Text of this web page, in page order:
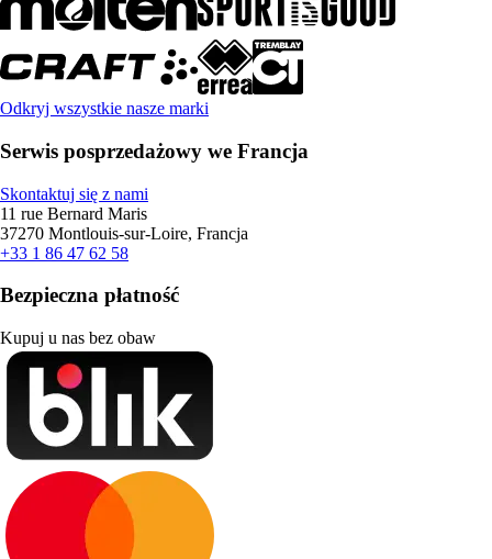
Odkryj wszystkie nasze marki
Serwis posprzedażowy we Francja
Skontaktuj się z nami
11 rue Bernard Maris
37270 Montlouis-sur-Loire, Francja
+33 1 86 47 62 58
Bezpieczna płatność
Kupuj u nas bez obaw